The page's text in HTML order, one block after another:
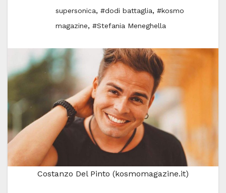
supersonica, #dodi battaglia, #kosmo
magazine, #Stefania Meneghella
Costanzo Del Pinto (kosmomagazine.it)